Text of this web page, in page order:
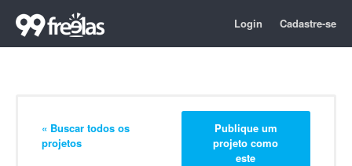
Login Cadastre-se
« Buscar todos os
projetos
Publique um
projeto como
este